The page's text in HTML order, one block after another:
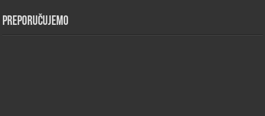
Preporučujemo